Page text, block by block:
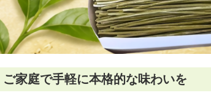
ご家庭で手軽に本格的な味わいを